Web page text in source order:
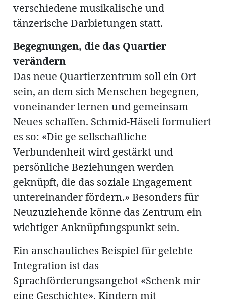
verschiedene musikalische und
tänzerische Darbietungen statt.
Begegnungen, die das Quartier
verändern
Das neue Quartierzentrum soll ein Ort
sein, an dem sich Menschen begegnen,
voneinander lernen und gemeinsam
Neues schaffen. Schmid-Häseli formuliert
es so: «Die ge sellschaftliche
Verbundenheit wird gestärkt und
persönliche Beziehungen werden
geknüpft, die das soziale Engagement
untereinander fördern.» Besonders für
Neuzuziehende könne das Zentrum ein
wichtiger Anknüpfungspunkt sein.
Ein anschauliches Beispiel für gelebte
Integration ist das
Sprachförderungsangebot «Schenk mir
eine Geschichte». Kindern mit